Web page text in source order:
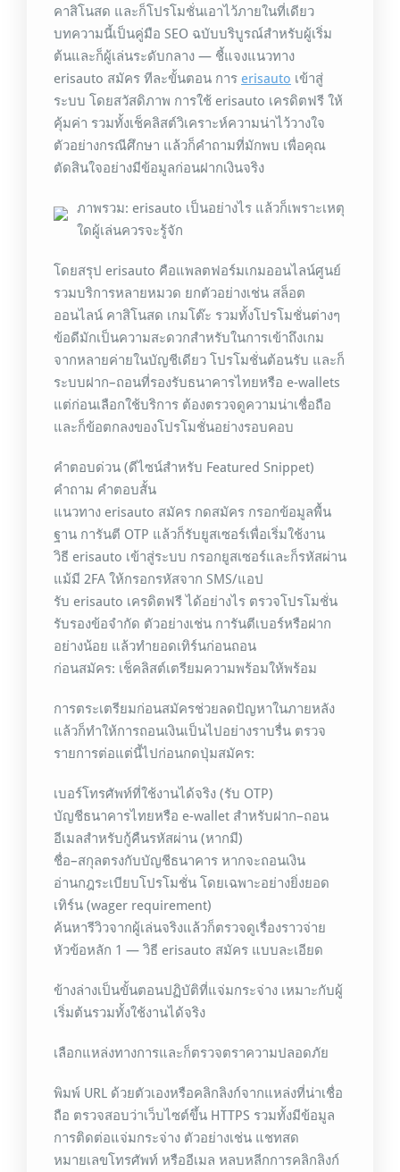
คาสิโนสด และก็โปรโมชั่นเอาไว้ภายในที่เดียว
บทความนี้เป็นคู่มือ SEO ฉบับบริบูรณ์สำหรับผู้เริ่ม
ต้นและก็ผู้เล่นระดับกลาง — ชี้แจงแนวทาง
erisauto สมัคร ทีละขั้นตอน การ erisauto เข้าสู่
ระบบ โดยสวัสดิภาพ การใช้ erisauto เครดิตฟรี ให้
คุ้มค่า รวมทั้งเช็คลิสต์วิเคราะห์ความน่าไว้วางใจ
ตัวอย่างกรณีศึกษา แล้วก็คำถามที่มักพบ เพื่อคุณ
ตัดสินใจอย่างมีข้อมูลก่อนฝากเงินจริง
ภาพรวม: erisauto เป็นอย่างไร แล้วก็เพราะเหตุ
ใดผู้เล่นควรจะรู้จัก
โดยสรุป erisauto คือแพลตฟอร์มเกมออนไลน์ศูนย์
รวมบริการหลายหมวด ยกตัวอย่างเช่น สล็อต
ออนไลน์ คาสิโนสด เกมโต๊ะ รวมทั้งโปรโมชั่นต่างๆ
ข้อดีมักเป็นความสะดวกสำหรับในการเข้าถึงเกม
จากหลายค่ายในบัญชีเดียว โปรโมชั่นต้อนรับ และก็
ระบบฝาก–ถอนที่รองรับธนาคารไทยหรือ e-wallets
แต่ก่อนเลือกใช้บริการ ต้องตรวจดูความน่าเชื่อถือ
และก็ข้อตกลงของโปรโมชั่นอย่างรอบคอบ
คำตอบด่วน (ดีไซน์สำหรับ Featured Snippet)
คำถาม คำตอบสั้น
แนวทาง erisauto สมัคร กดสมัคร กรอกข้อมูลพื้น
ฐาน การันตี OTP แล้วก็รับยูสเซอร์เพื่อเริ่มใช้งาน
วิธี erisauto เข้าสู่ระบบ กรอกยูสเซอร์และก็รหัสผ่าน
แม้มี 2FA ให้กรอกรหัสจาก SMS/แอป
รับ erisauto เครดิตฟรี ได้อย่างไร ตรวจโปรโมชั่น
รับรองข้อจำกัด ตัวอย่างเช่น การันตีเบอร์หรือฝาก
อย่างน้อย แล้วทำยอดเทิร์นก่อนถอน
ก่อนสมัคร: เช็คลิสต์เตรียมความพร้อมให้พร้อม
การตระเตรียมก่อนสมัครช่วยลดปัญหาในภายหลัง
แล้วก็ทำให้การถอนเงินเป็นไปอย่างราบรื่น ตรวจ
รายการต่อแต่นี้ไปก่อนกดปุ่มสมัคร:
เบอร์โทรศัพท์ที่ใช้งานได้จริง (รับ OTP)
บัญชีธนาคารไทยหรือ e-wallet สำหรับฝาก–ถอน
อีเมลสำหรับกู้คืนรหัสผ่าน (หากมี)
ชื่อ–สกุลตรงกับบัญชีธนาคาร หากจะถอนเงิน
อ่านกฎระเบียบโปรโมชั่น โดยเฉพาะอย่างยิ่งยอด
เทิร์น (wager requirement)
ค้นหารีวิวจากผู้เล่นจริงแล้วก็ตรวจดูเรื่องราวจ่าย
หัวข้อหลัก 1 — วิธี erisauto สมัคร แบบละเอียด
ข้างล่างเป็นขั้นตอนปฏิบัติที่แจ่มกระจ่าง เหมาะกับผู้
เริ่มต้นรวมทั้งใช้งานได้จริง
เลือกแหล่งทางการและก็ตรวจตราความปลอดภัย
พิมพ์ URL ด้วยตัวเองหรือคลิกลิงก์จากแหล่งที่น่าเชื่อ
ถือ ตรวจสอบว่าเว็บไซต์ขึ้น HTTPS รวมทั้งมีข้อมูล
การติดต่อแจ่มกระจ่าง ตัวอย่างเช่น แชทสด
หมายเลขโทรศัพท์ หรืออีเมล หลบหลีกการคลิกลิงก์